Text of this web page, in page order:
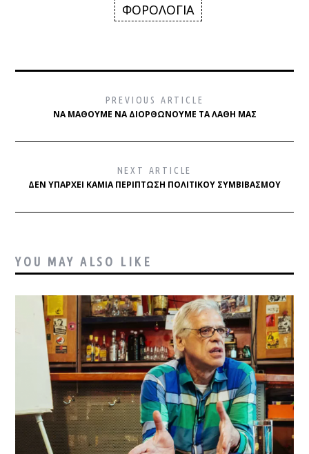
ΦΟΡΟΛΟΓΙΑ
PREVIOUS ARTICLE
ΝΑ ΜΆΘΟΥΜΕ ΝΑ ΔΙΟΡΘΏΝΟΥΜΕ ΤΑ ΛΆΘΗ ΜΑΣ
NEXT ARTICLE
ΔΕΝ ΥΠΆΡΧΕΙ ΚΑΜΊΑ ΠΕΡΊΠΤΩΣΗ ΠΟΛΙΤΙΚΟΎ ΣΥΜΒΙΒΑΣΜΟΎ
YOU MAY ALSO LIKE